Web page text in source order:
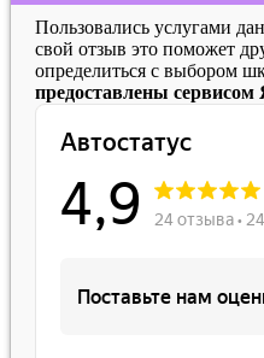
Пользовались услугами
свой отзыв это поможет
определиться с выбором
предоставлены сервисом